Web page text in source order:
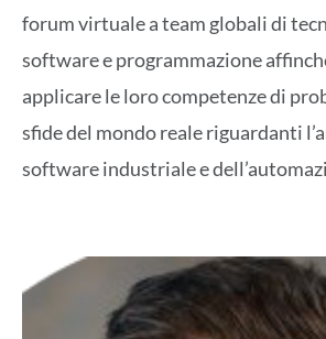
forum virtuale a team globali di
software e programmazione
applicare le loro competenze di
sfide del mondo reale riguardanti
software industriale e